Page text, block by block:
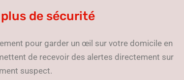
de sécurité
pour garder un œil sur votre domicile en
de recevoir des alertes directement sur
suspect.